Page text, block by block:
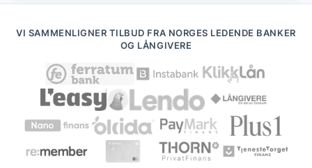
VI SAMMENLIGNER TILBUD FRA NORGES LEDENDE BANKER
OG LÅNGIVERE